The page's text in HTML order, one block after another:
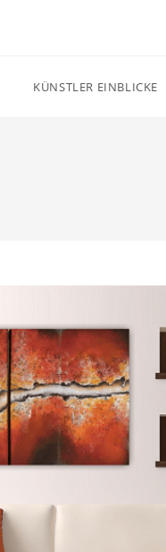
KÜNSTLER EINBLICKE